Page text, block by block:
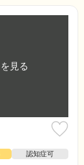
認知症可